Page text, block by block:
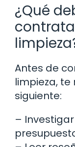
¿Qué
Antes de
limpieza,
siguiente:
–